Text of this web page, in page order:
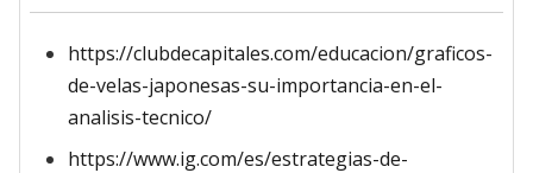
https://clubdecapitales.com/educacion/graficos-
de-velas-japonesas-su-importancia-en-el-
analisis-tecnico/
https://www.ig.com/es/estrategias-de-